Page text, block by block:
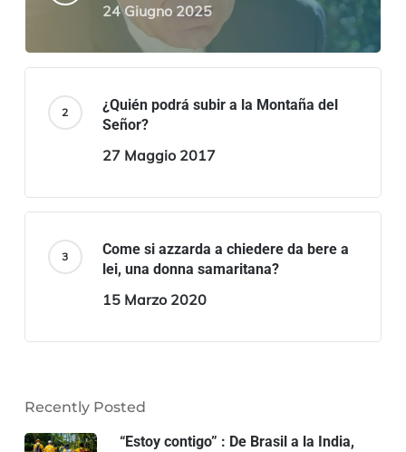
24 Giugno 2025
¿Quién podrá subir a la Montaña del
Señor?
27 Maggio 2017
Come si azzarda a chiedere da bere a
lei, una donna samaritana?
15 Marzo 2020
Recently Posted
“Estoy contigo” : De Brasil a la India,